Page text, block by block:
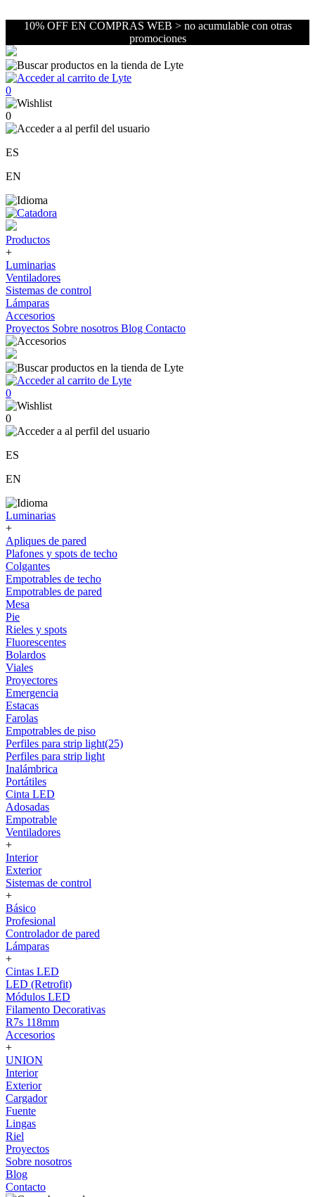
10% OFF EN COMPRAS WEB > no acumulable con otras
promociones
0
0
ES
EN
Productos
+
Luminarias
Ventiladores
Sistemas de control
Lámparas
Accesorios
Proyectos Sobre nosotros Blog Contacto
0
0
ES
EN
Luminarias
+
Apliques de pared
Plafones y spots de techo
Colgantes
Empotrables de techo
Empotrables de pared
Mesa
Pie
Rieles y spots
Fluorescentes
Bolardos
Viales
Proyectores
Emergencia
Estacas
Farolas
Empotrables de piso
Perfiles para strip light(25)
Perfiles para strip light
Inalámbrica
Portátiles
Cinta LED
Adosadas
Empotrable
Ventiladores
+
Interior
Exterior
Sistemas de control
+
Básico
Profesional
Controlador de pared
Lámparas
+
Cintas LED
LED (Retrofit)
Módulos LED
Filamento Decorativas
R7s 118mm
Accesorios
+
UNION
Interior
Exterior
Cargador
Fuente
Lingas
Riel
Proyectos
Sobre nosotros
Blog
Contacto